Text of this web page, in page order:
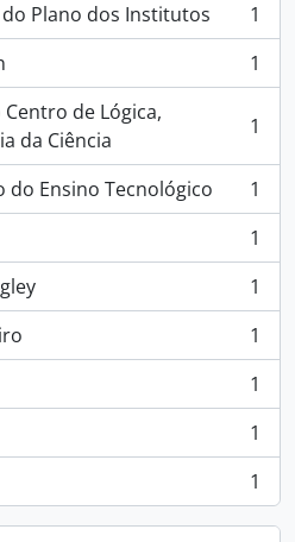
Plano dos Institutos
1
1
de Lógica,
da Ciência
1
do Ensino Tecnológico
1
1
1
1
1
1
1